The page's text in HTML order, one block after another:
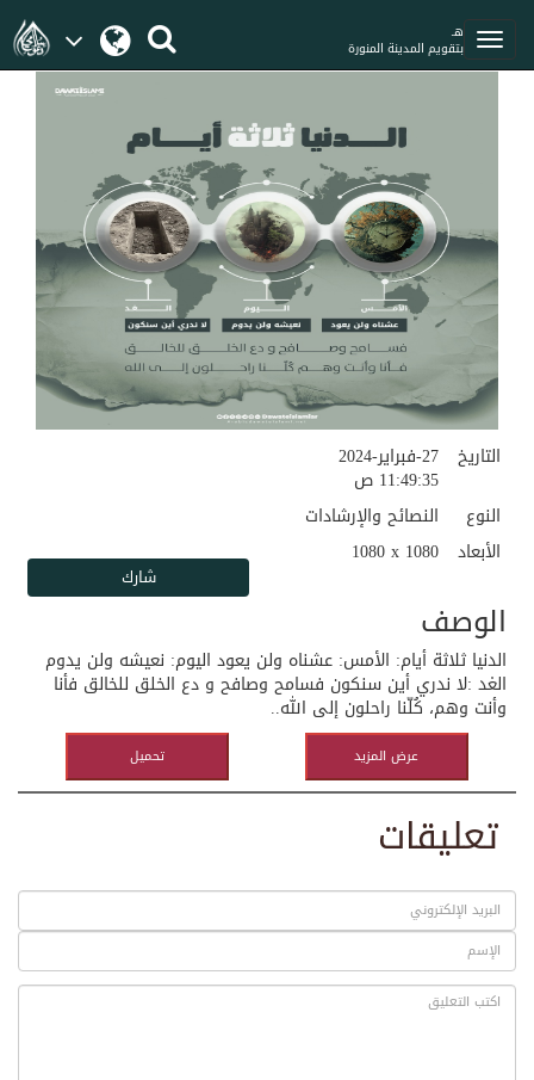
هـ
بتقويم المدينة المنورة
27-فبراير-2024
11:49:35 ص
التاريخ
النصائح والإرشادات
النوع
1080 x 1080 الأبعاد
الوصف
الدنيا ثلاثة أيام: الأمس: عشناه ولن يعود اليوم: نعيشه ولن يدوم
الغد :لا ندري أين سنكون فسامح وصافح و دع الخلق للخالق فأنا
وأنت وهم، كُلّنا راحلون إلى الله..
تحميل عرض المزيد
تعليقات